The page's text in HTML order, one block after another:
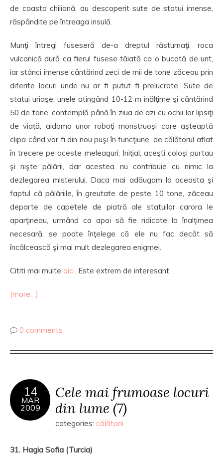
de coasta chiliană, au descoperit sute de statui imense,
răspândite pe întreaga insulă.
Munţi întregi fuseseră de-a dreptul răsturnaţi, roca
vulcanică dură ca fierul fusese tăiată ca o bucată de unt,
iar stânci imense cântărind zeci de mii de tone zăceau prin
diferite locuri unde nu ar fi putut fi prelucrate. Sute de
statui uriaşe, unele atingând 10-12 m înălţime şi cântărind
50 de tone, contemplă până în ziua de azi cu ochii lor lipsiţi
de viaţă, aidoma unor roboţi monstruoşi care aşteaptă
clipa când vor fi din nou puşi în funcţiune, de călătorul aflat
în trecere pe aceste meleaguri. Iniţial, aceşti coloşi purtau
şi nişte pălării, dar acestea nu contribuie cu nimic la
dezlegarea misterului. Daca mai adăugam la aceasta şi
faptul că pălăriile, în greutate de peste 10 tone, zăceau
departe de capetele de piatră ale statuilor carora le
aparţineau, urmând ca apoi să fie ridicate la înalţimea
necesară, se poate înţelege că ele nu fac decât să
încâlcească şi mai mult dezlegarea enigmei.
Cititi mai multe aici. Este extrem de interesant.
(more…)
0 comments
14
MAR
2009
Cele mai frumoase locuri
din lume (7)
categories: călătorii
31. Hagia Sofia (Turcia)